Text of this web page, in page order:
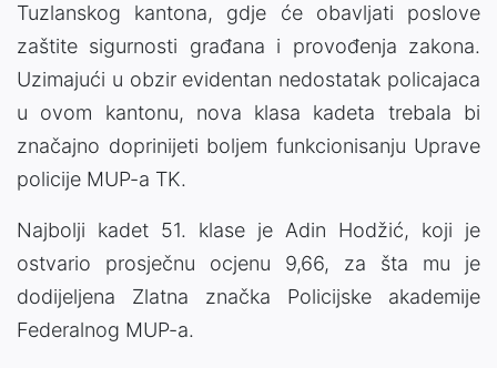
Tuzlanskog kantona, gdje će obavljati poslove
zaštite sigurnosti građana i provođenja zakona.
Uzimajući u obzir evidentan nedostatak policajaca
u ovom kantonu, nova klasa kadeta trebala bi
značajno doprinijeti boljem funkcionisanju Uprave
policije MUP-a TK.
Najbolji kadet 51. klase je Adin Hodžić, koji je
ostvario prosječnu ocjenu 9,66, za šta mu je
dodijeljena Zlatna značka Policijske akademije
Federalnog MUP-a.